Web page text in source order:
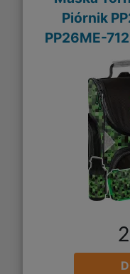
Piórnik
PP26ME-